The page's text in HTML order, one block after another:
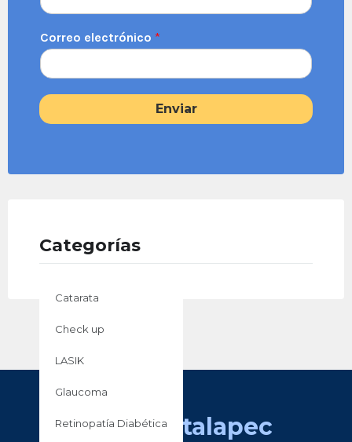
Correo electrónico *
Enviar
Categorías
Catarata
Check up
LASIK
Glaucoma
Retinopatía Diabéticahospitalapec